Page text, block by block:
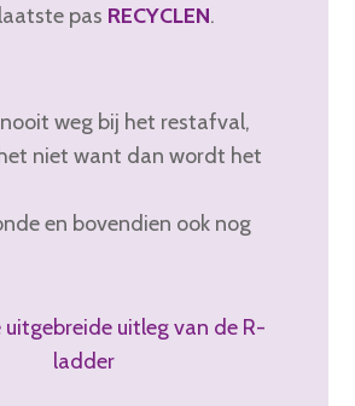
pas RECYCLEN.
weg bij het restafval,
niet want dan wordt het
en bovendien ook nog
uitgebreide uitleg van de R-
ladder